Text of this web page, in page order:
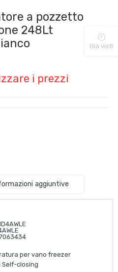
a pozzetto
248Lt
i prezzi
aggiuntive
per vano freezer
Self-closing
Già visti